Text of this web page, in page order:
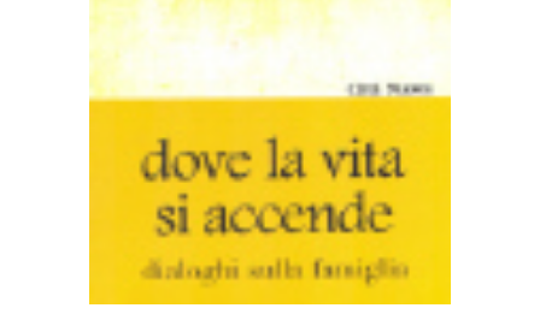
AGGIUNGI AL CARRELLO